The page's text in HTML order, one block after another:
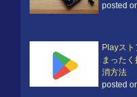
posted
Playス
まった
消方法
posted